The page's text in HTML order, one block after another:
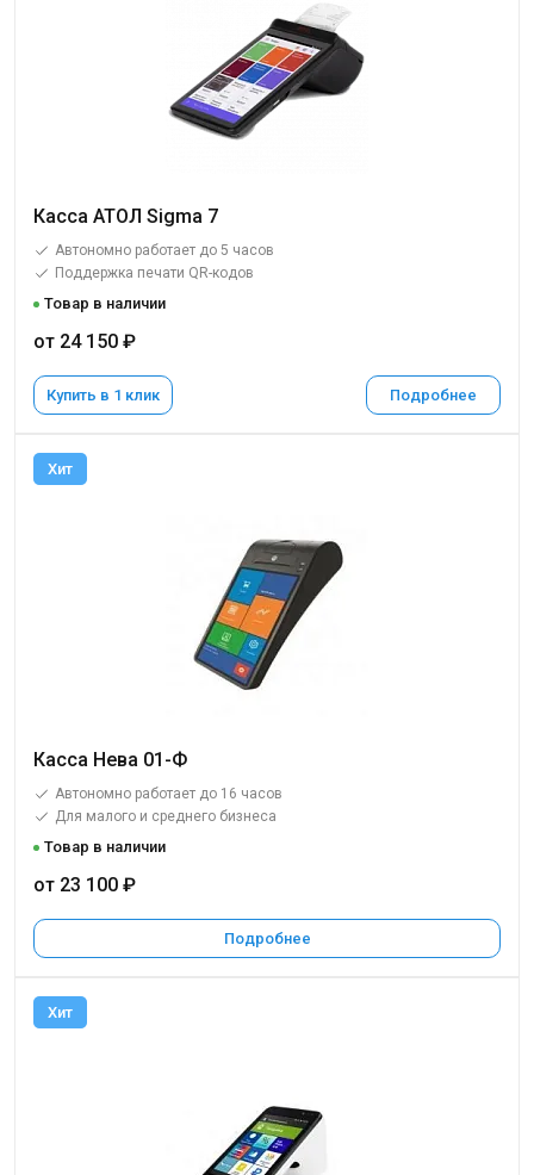
Касса АТОЛ Sigma 7
Автономно работает до 5 часов
Поддержка печати QR-кодов
Товар в наличии
от 24 150 ₽
Купить в 1 клик Подробнее
Хит
Касса Нева 01-Ф
Автономно работает до 16 часов
Для малого и среднего бизнеса
Товар в наличии
от 23 100 ₽
Подробнее
Хит